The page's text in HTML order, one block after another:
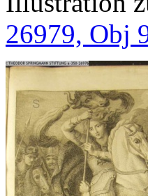
26979, Obj